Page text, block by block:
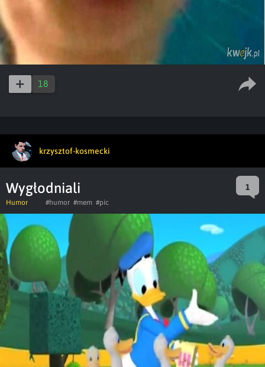
18
krzysztof-kosmecki
Wygłodniali 1
Humor #humor #mem #pic